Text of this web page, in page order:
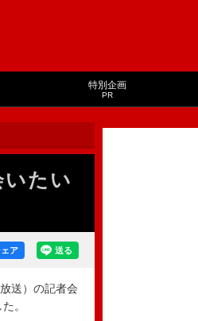
特別企画
PR
たい
送る
ェア
送）の記者会
。